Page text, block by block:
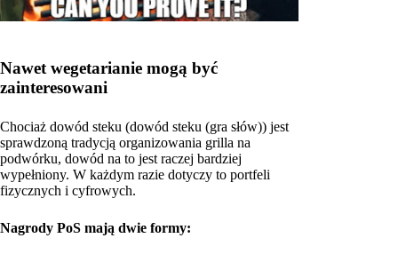
Nawet wegetarianie mogą być
zainteresowani
Chociaż dowód steku (dowód steku (gra słów)) jest
sprawdzoną tradycją organizowania grilla na
podwórku, dowód na to jest raczej bardziej
wypełniony. W każdym razie dotyczy to portfeli
fizycznych i cyfrowych.
Nagrody PoS mają dwie formy: